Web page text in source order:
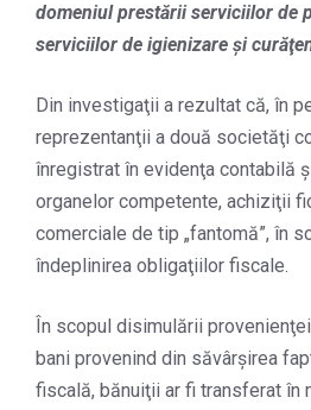
domeniul prestării serviciilor de
serviciilor de igienizare şi
Din investigaţii a rezultat că, în
reprezentanţii a două societăţi
înregistrat în evidenţa contabilă
organelor competente, achiziţii
comerciale de tip „fantomă”, în
îndeplinirea obligaţiilor fiscale.
În scopul disimulării
bani provenind din săvârşirea
fiscală, bănuiţii ar fi transferat în